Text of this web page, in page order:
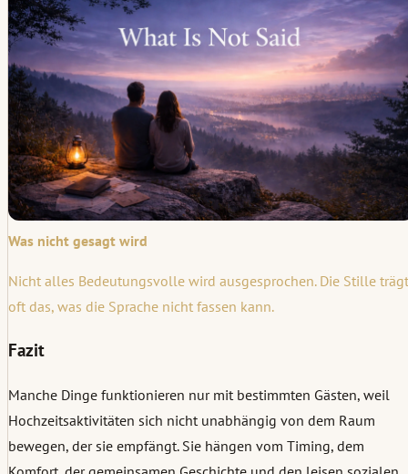
Was nicht gesagt wird
Nicht alles Bedeutungsvolle wird ausgesprochen. Die Stille trägt
oft das, was die Sprache nicht fassen kann.
Fazit
Manche Dinge funktionieren nur mit bestimmten Gästen, weil
Hochzeitsaktivitäten sich nicht unabhängig von dem Raum
bewegen, der sie empfängt. Sie hängen vom Timing, dem